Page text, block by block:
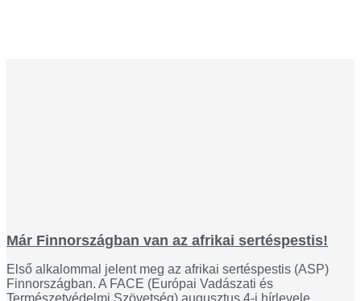
Már Finnországban van az afrikai sertéspestis!
Első alkalommal jelent meg az afrikai sertéspestis (ASP)
Finnországban. A FACE (Európai Vadászati és
Természetvédelmi Szövetség) augusztus 4-i hírlevele